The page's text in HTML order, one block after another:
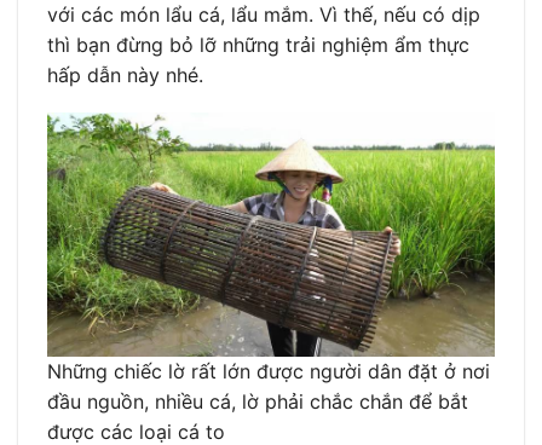
với các món lẩu cá, lẩu mắm. Vì thế, nếu có dịp
thì bạn đừng bỏ lỡ những trải nghiệm ẩm thực
hấp dẫn này nhé.
Những chiếc lờ rất lớn được người dân đặt ở nơi
đầu nguồn, nhiều cá, lờ phải chắc chắn để bắt
được các loại cá to